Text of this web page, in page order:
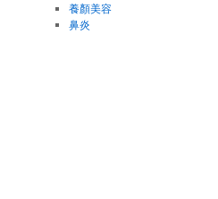
養顏美容
鼻炎